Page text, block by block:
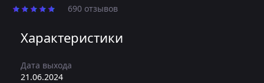
690 отзывов
Характеристики
Дата выхода
21.06.2024